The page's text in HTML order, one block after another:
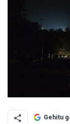
Gehitu